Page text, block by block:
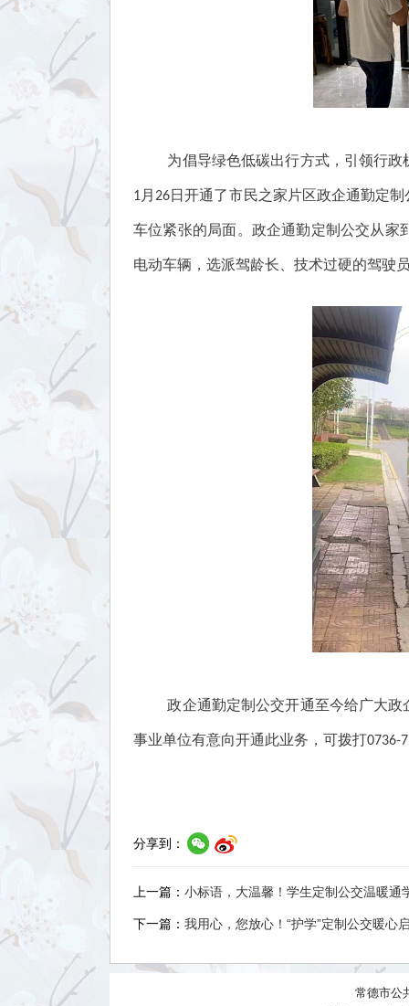
为倡导绿色低碳出行方式，引领行
1月26日开通了市民之家片区政企通勤定
车位紧张的局面。政企通勤定制公交从家
电动车辆，选派驾龄长、技术过硬的驾驶
政企通勤定制公交开通至今给广大
事业单位有意向开通此业务，可拨打0736-
分享到：
上一篇： 小标语，大温馨！学生定制公交温暖通
下一篇： 我用心，您放心！“护学”定制公交暖心
常德市公